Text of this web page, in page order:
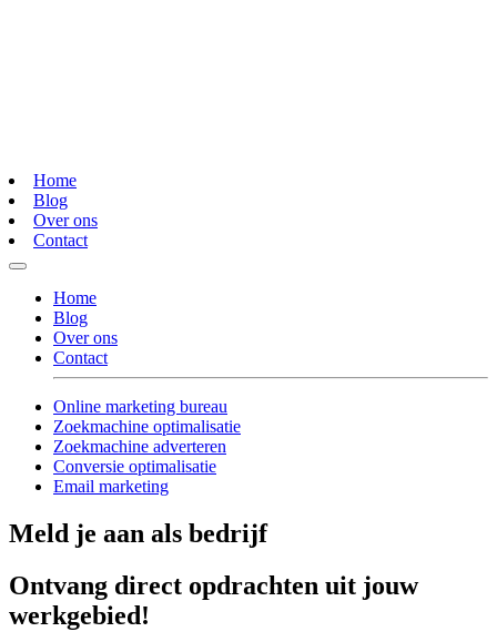
Home
Blog
Over ons
Contact
Home
Blog
Over ons
Contact
Online marketing bureau
Zoekmachine optimalisatie
Zoekmachine adverteren
Conversie optimalisatie
Email marketing
Meld je aan als bedrijf
Ontvang direct opdrachten uit jouw
werkgebied!